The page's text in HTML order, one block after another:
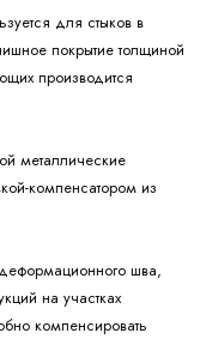
для стыков в
покрытие толщиной
производится
металлические
компенсатором из
шва,
на участках
компенсировать